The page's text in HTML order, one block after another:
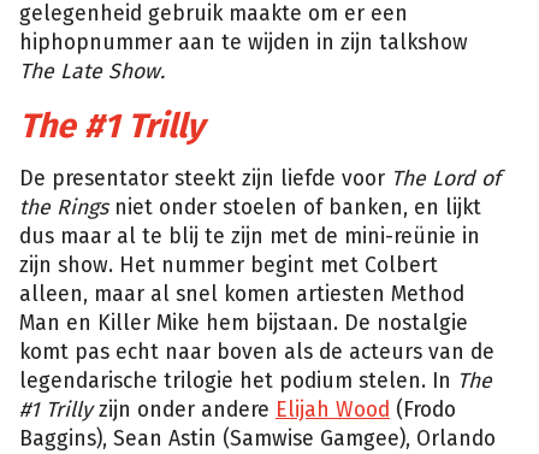
gelegenheid gebruik maakte om er een
hiphopnummer aan te wijden in zijn talkshow
The Late Show.
The #1 Trilly
De presentator steekt zijn liefde voor The Lord of
the Rings niet onder stoelen of banken, en lijkt
dus maar al te blij te zijn met de mini-reünie in
zijn show. Het nummer begint met Colbert
alleen, maar al snel komen artiesten Method
Man en Killer Mike hem bijstaan. De nostalgie
komt pas echt naar boven als de acteurs van de
legendarische trilogie het podium stelen. In The
#1 Trillyzijn onder andere Elijah Wood (Frodo
Baggins), Sean Astin (Samwise Gamgee), Orlando